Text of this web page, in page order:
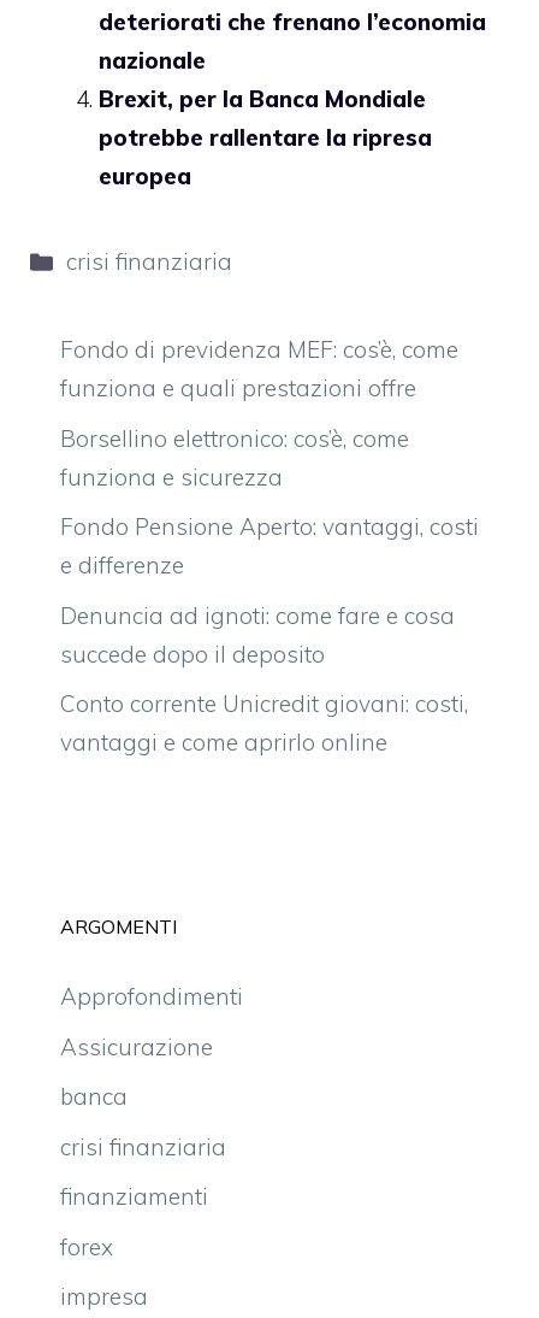
deteriorati che frenano l’economia
nazionale
Brexit, per la Banca Mondiale
potrebbe rallentare la ripresa
europea
Categorie
crisi finanziaria
Fondo di previdenza MEF: cos’è, come
funziona e quali prestazioni offre
Borsellino elettronico: cos’è, come
funziona e sicurezza
Fondo Pensione Aperto: vantaggi, costi
e differenze
Denuncia ad ignoti: come fare e cosa
succede dopo il deposito
Conto corrente Unicredit giovani: costi,
vantaggi e come aprirlo online
ARGOMENTI
Approfondimenti
Assicurazione
banca
crisi finanziaria
finanziamenti
forex
impresa